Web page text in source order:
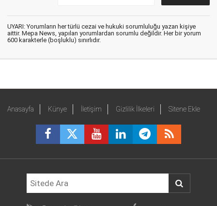
UYARI: Yorumların her türlü cezai ve hukuki sorumluluğu yazan kişiye
aittir. Mepa News, yapılan yorumlardan sorumlu değildir. Her bir yorum
600 karakterle (boşluklu) sınırlıdır.
Anasayfa Künye İletişim Gizlilik İlkeleri Sitene Ekle